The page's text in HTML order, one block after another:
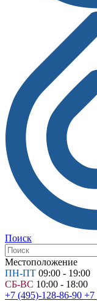
Поиск
Местоположение
ПН-ПТ 09:00 - 19:00
СБ-ВС 10:00 - 18:00
+7 (495)-128-86-90 +7